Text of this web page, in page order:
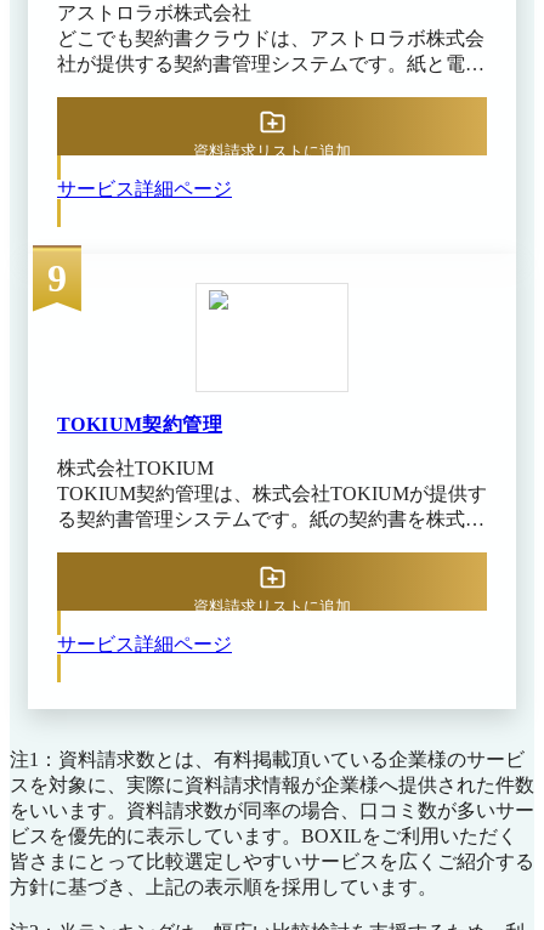
ます。 さらに、あらかじめ雛形を用意しておけ
ば、定型的な契約書の項目配置や承認経路を再利
用できるため、頻出する契約の手続きを効率化で
きるでしょう。テンプレートには文書レイアウト
だけでなく、メール本文や署名順序、入力フィー
ルド設定などを含めて保存でき、必要に応じて何
依頼の通知はメールやSMSでも送付でき、受信者
はPCはもちろんスマートフォンのブラウザや専
用アプリから直接署名できます。 これらの仕組
みにより、Docusignは契約業務の効率化とコンプ
ライアンス強化を両立し、場所や環境を問わず信
送受信した書類や社内文書まで各種ドキュメント
の一元管理が実現できます。 ■DocYouが選ばれ
る理由 DocYouの特長 1. One プラットフォ
まるごとペーパーレス 3. エンタープライズ
レベルから個人まで 豊富な機能 4. 回答結
5. さまざまな形式のファイルを添付して送受
機能 サポート・ソリューション 7. 安心の
セキュリティ・トラスト・法令対応 8. 基幹
システム連携ソリューション 9. 取引先への
アストロラボ株式会社
どこでも契約書クラウドは、アストロラボ株式会
社が提供する契約書管理システムです。紙と電子
のが特徴です。スマートフォンで紙の契約書を撮
影してアップロードするだけで、AI-OCRが全文
契約書を見つけ出せます。その結果、契約書管理
をほぼゼロにできます。 取引先との商談中で
も、スマートフォンから契約内容を即座に確認で
きるため、社外にいながらタイムリーな対応が可
能です。契約書データは暗号化されたクラウド環
法の法的要件を満たすソフトウェアとして提供さ
れており、公益社団法人日本文書情報マネジメン
典：どこでも契約書クラウド公式HP（2025年11
月18日閲覧）
サービス詳細ページ
資料請求リストに追加
9
TOKIUM契約管理
株式会社TOKIUM
TOKIUM契約管理は、株式会社TOKIUMが提供す
る契約書管理システムです。紙の契約書を株式会
破壊スキャンし、データ化から紙原本の保管まで
代行してくれるのが特徴です。AI-OCRと生成AI
どの項目を自動抽出できるのも特徴で、契約管理
と電子の契約書をまとめて管理可能です。これに
より、社内の契約書を即時に閲覧・検索でき、契
約管理業務の効率化とガバナンス強化を実現しま
す。約540万社（※）の企業情報データベースと
連携し、取引先の社名や住所、インボイス番号な
どを自動更新することで、マスタ情報のメンテナ
ンス負荷も削減できます。 ※出典：TOKIUM契
サービス詳細ページ
資料請求リストに追加
注1：資料請求数とは、有料掲載頂いている企業様のサービ
スを対象に、実際に資料請求情報が企業様へ提供された件数
をいいます。資料請求数が同率の場合、口コミ数が多いサー
ビスを優先的に表示しています。BOXILをご利用いただく
皆さまにとって比較選定しやすいサービスを広くご紹介する
方針に基づき、上記の表示順を採用しています。